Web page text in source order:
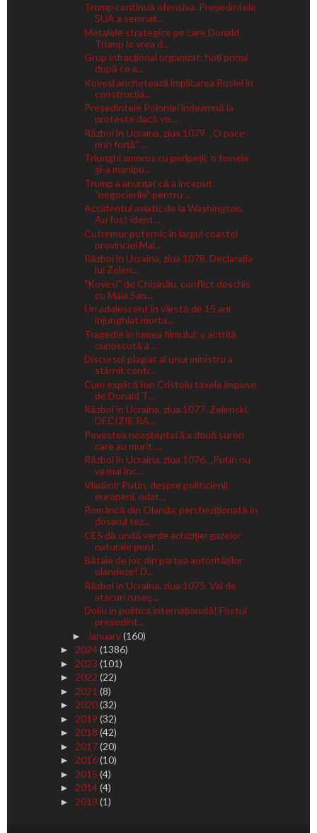
Trump continuă ofensiva. Președintele
SUA a semnat...
Metalele strategice pe care Donald
Trump le vrea d...
Grup infracțional organizat: hoți prinși
după ce a...
Kovesi anchetează implicarea Rusiei în
construcția...
Președintele Poloniei îndeamnă la
proteste dacă vo...
Război în Ucraina, ziua 1079. „O pace
prin forță” ...
Triunghi amoros cu peripeții: o femeie
și-a manipu...
Trump a anunțat că a început
"negocierile" pentru ...
Accidentul aviatic de la Washington.
Au fost ident...
Cutremur puternic în largul coastei
provinciei Mal...
Război în Ucraina, ziua 1078. Declarația
lui Zelen...
"Kovesi" de Chișinău, conflict deschis
cu Maia San...
Un adolescent în vârstă de 15 ani
înjunghiat morta...
Tragedie în lumea filmului: o actriță
cunoscută a ...
Discursul plagiat al unui ministru a
stârnit contr...
Cum explică Ion Cristoiu taxele impuse
de Donald T...
Război în Ucraina, ziua 1077. Zelenski,
DECIZIE RA...
Povestea neașteptată a două surori
care au murit. ...
Război în Ucraina, ziua 1076. „Putin nu
va mai înc...
Vladimir Putin, despre politicienii
europeni, odat...
Româncă din Olanda, percheziționată în
dosarul tez...
CES dă undă verde achiziţiei gazelor
naturale pent...
Bătaie de joc din partea autorităților
olandeze! D...
Război în Ucraina, ziua 1075. Val de
atacuri ruseş...
Doliu în politica internațională! Fostul
președint...
► January(160)
► 2024(1386)
► 2023 (101)
► 2022 (22)
► 2021 (8)
► 2020(32)
► 2019 (32)
► 2018 (42)
► 2017(20)
► 2016(10)
► 2015 (4)
► 2014(4)
► 2013 (1)